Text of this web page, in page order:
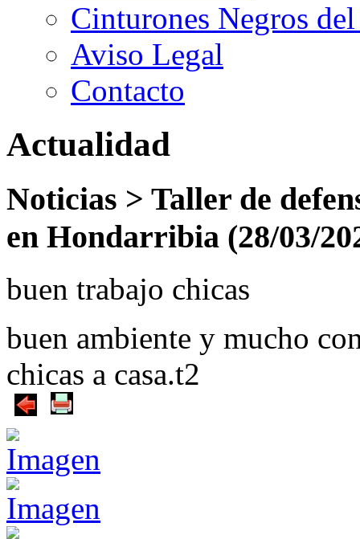
Cinturones Negros
Aviso Legal
Contacto
Actualidad
Noticias > Taller de
en Hondarribia (28/03/
buen trabajo chicas
buen ambiente y mucho
chicas a casa.t2